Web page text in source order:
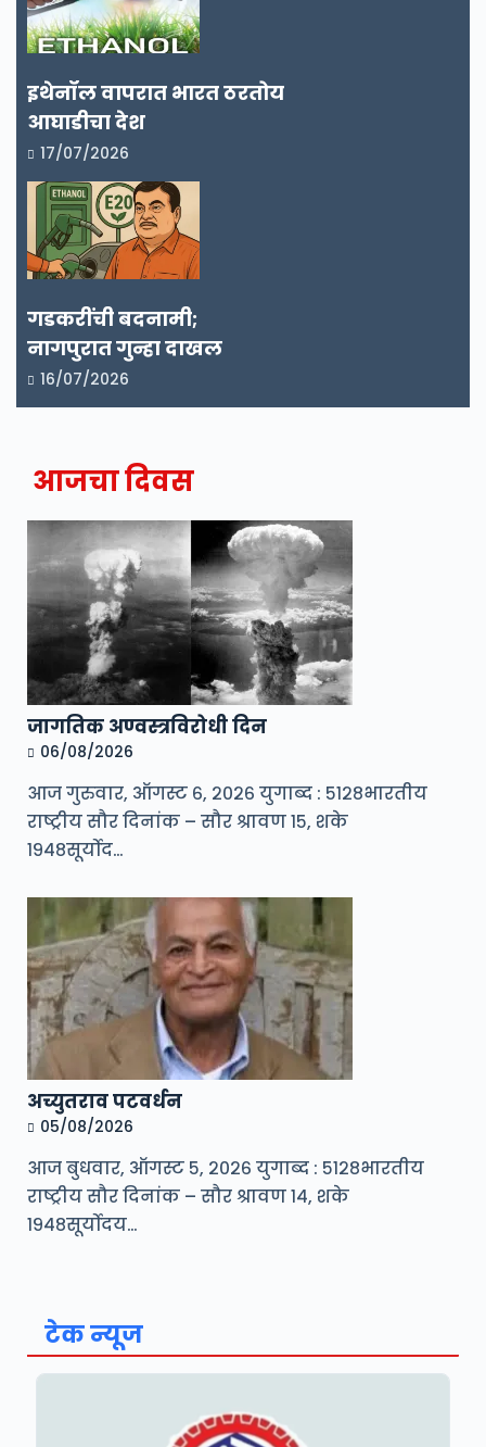
इथेनॉल वापरात भारत ठरतोय
आघाडीचा देश
17/07/2026
गडकरींची बदनामी;
नागपुरात गुन्हा दाखल
16/07/2026
आजचा दिवस
जागतिक अण्वस्त्रविरोधी दिन
06/08/2026
आज गुरुवार, ऑगस्ट ६, २०२६ युगाब्द : ५१२८भारतीय
राष्ट्रीय सौर दिनांक – सौर श्रावण १५, शके
१९४८सूर्योद…
अच्युतराव पटवर्धन
05/08/2026
आज बुधवार, ऑगस्ट ५, २०२६ युगाब्द : ५१२८भारतीय
राष्ट्रीय सौर दिनांक – सौर श्रावण १४, शके
१९४८सूर्योदय…
टेक न्यूज